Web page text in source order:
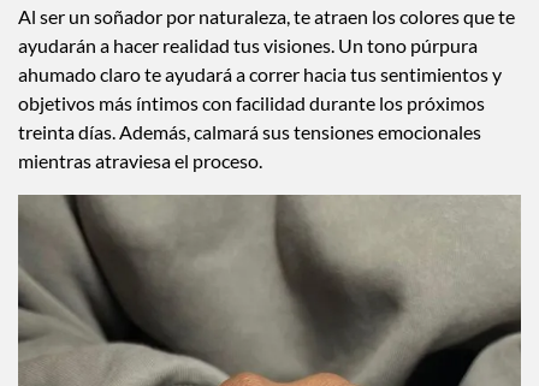
Al ser un soñador por naturaleza, te atraen los colores que te
ayudarán a hacer realidad tus visiones. Un tono púrpura
ahumado claro te ayudará a correr hacia tus sentimientos y
objetivos más íntimos con facilidad durante los próximos
treinta días. Además, calmará sus tensiones emocionales
mientras atraviesa el proceso.